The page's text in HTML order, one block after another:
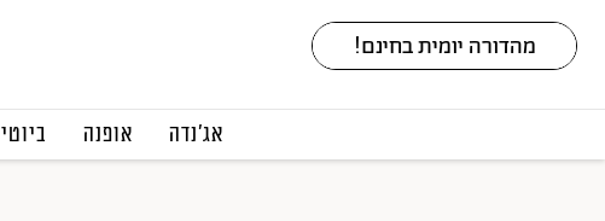
אג׳נדה אופנה ביוטי